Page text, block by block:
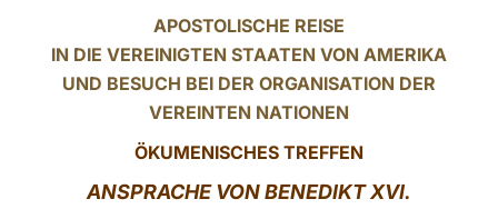
中文
LATINE
APOSTOLISCHE REISE
IN DIE VEREINIGTEN STAATEN VON AMERIKA
UND BESUCH BEI DER ORGANISATION DER
VEREINTEN NATIONEN
ÖKUMENISCHES TREFFEN
ANSPRACHE VON BENEDIKT XVI.